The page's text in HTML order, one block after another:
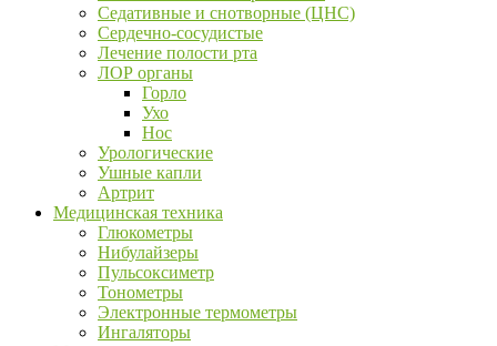
Седативные и снотворные (ЦНС)
Сердечно-сосудистые
Лечение полости рта
ЛОР органы
Горло
Ухо
Нос
Урологические
Ушные капли
Артрит
Медицинская техника
Глюкометры
Нибулайзеры
Пульсоксиметр
Тонометры
Электронные термометры
Ингаляторы